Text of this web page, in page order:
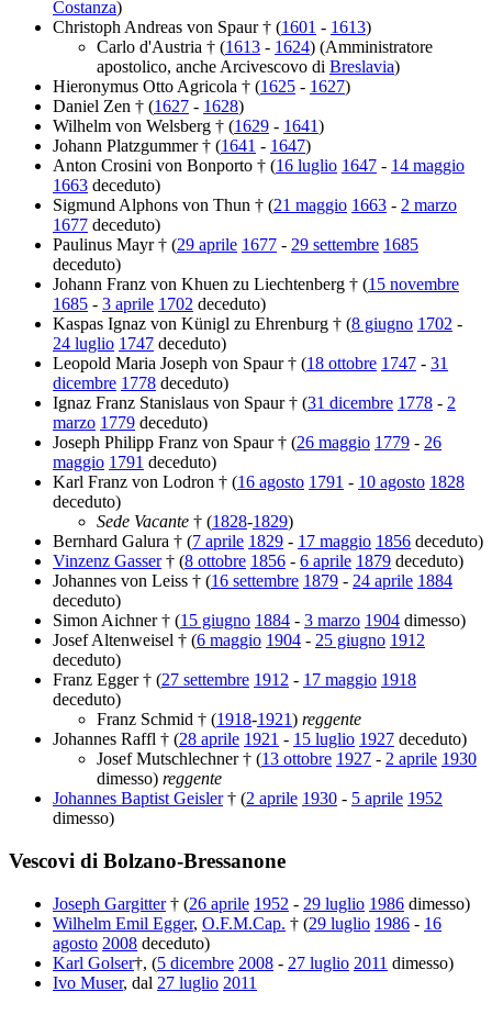
Costanza)
Christoph Andreas von Spaur † (1601 - 1613)
Carlo d'Austria † (1613 - 1624) (Amministratore
apostolico, anche Arcivescovo di Breslavia)
Hieronymus Otto Agricola † (1625 - 1627)
Daniel Zen † (1627 - 1628)
Wilhelm von Welsberg † (1629 - 1641)
Johann Platzgummer † (1641 - 1647)
Anton Crosini von Bonporto † (16 luglio 1647 - 14 maggio
1663 deceduto)
Sigmund Alphons von Thun † (21 maggio 1663 - 2 marzo
1677 deceduto)
Paulinus Mayr † (29 aprile 1677 - 29 settembre 1685
deceduto)
Johann Franz von Khuen zu Liechtenberg † (15 novembre
1685 - 3 aprile 1702 deceduto)
Kaspas Ignaz von Künigl zu Ehrenburg † (8 giugno 1702 -
24 luglio 1747 deceduto)
Leopold Maria Joseph von Spaur † (18 ottobre 1747 - 31
dicembre 1778 deceduto)
Ignaz Franz Stanislaus von Spaur † (31 dicembre 1778 - 2
marzo 1779 deceduto)
Joseph Philipp Franz von Spaur † (26 maggio 1779 - 26
maggio 1791 deceduto)
Karl Franz von Lodron † (16 agosto 1791 - 10 agosto 1828
deceduto)
Sede Vacante † (1828-1829)
Bernhard Galura † (7 aprile 1829 - 17 maggio 1856 deceduto)
Vinzenz Gasser† (8 ottobre 1856 - 6 aprile 1879 deceduto)
Johannes von Leiss † (16 settembre 1879 - 24 aprile 1884
deceduto)
Simon Aichner † (15 giugno 1884 - 3 marzo 1904 dimesso)
Josef Altenweisel † (6 maggio 1904 - 25 giugno 1912
deceduto)
Franz Egger † (27 settembre 1912 - 17 maggio 1918
deceduto)
Franz Schmid † (1918-1921) reggente
Johannes Raffl † (28 aprile 1921 - 15 luglio 1927 deceduto)
Josef Mutschlechner † (13 ottobre 1927 - 2 aprile 1930
dimesso) reggente
Johannes Baptist Geisler† (2 aprile 1930 - 5 aprile 1952
dimesso)
Vescovi di Bolzano-Bressanone
Joseph Gargitter† (26 aprile 1952 - 29 luglio 1986 dimesso)
Wilhelm Emil Egger, O.F.M.Cap. † (29 luglio 1986 - 16
agosto 2008 deceduto)
Karl Golser†, (5 dicembre 2008 - 27 luglio 2011 dimesso)
Ivo Muser, dal 27 luglio 2011